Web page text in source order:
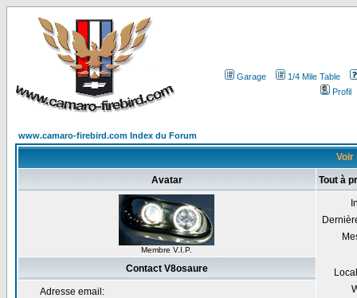
Garage
1/4 Mile Table
Profil
www.camaro-firebird.com Index du Forum
Voir
Avatar Tout à
Membre V.I.P.
Contact V8osaure
Adresse email: